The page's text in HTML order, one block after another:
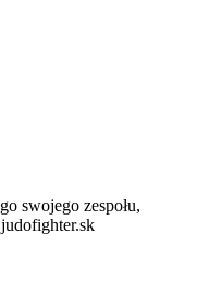
swojego zespołu,